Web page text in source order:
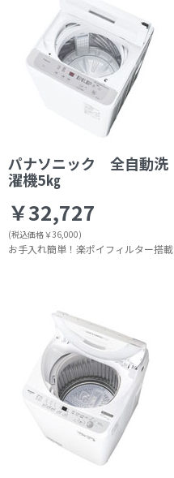
パナソニック 全自動洗
濯機5㎏
￥32,727
(税込価格￥36,000)
お手入れ簡単！楽ポイフィルター搭載